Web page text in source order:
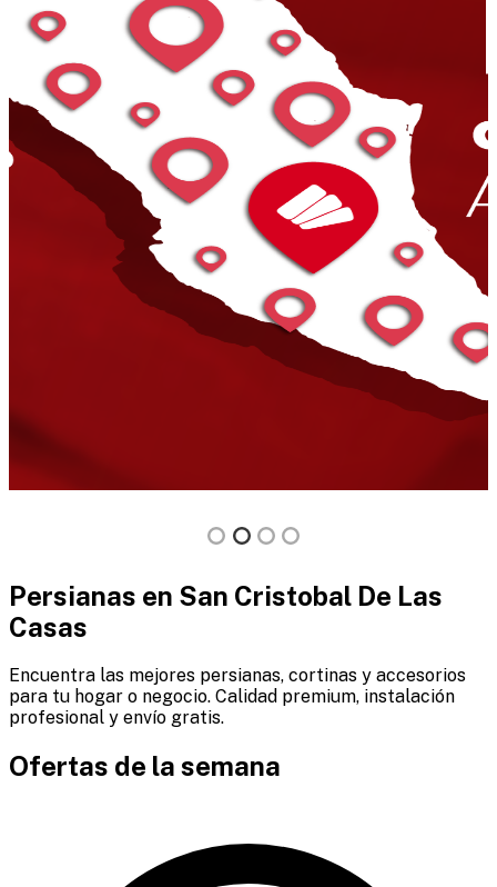
Persianas en San Cristobal De Las
Casas
Encuentra las mejores persianas, cortinas y accesorios
para tu hogar o negocio. Calidad premium, instalación
profesional y envío gratis.
Ofertas de la semana